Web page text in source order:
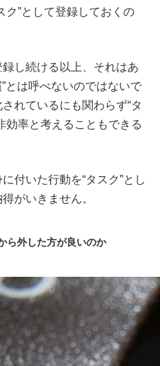
ク”として登録しておくの
し続ける以上、それはあ
”とは呼べないのではないで
れているにも関わらず“タ
効率と考えることもできる
付いた行動を“タスク”とし
がいきません。
ら外した方が良いのか